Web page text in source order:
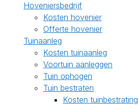
Hoveniersbedrijf
Kosten hovenier
Offerte hovenier
Tuinaanleg
Kosten tuinaanleg
Voortuin aanleggen
Tuin ophogen
Tuin bestraten
Kosten tuinbestrating